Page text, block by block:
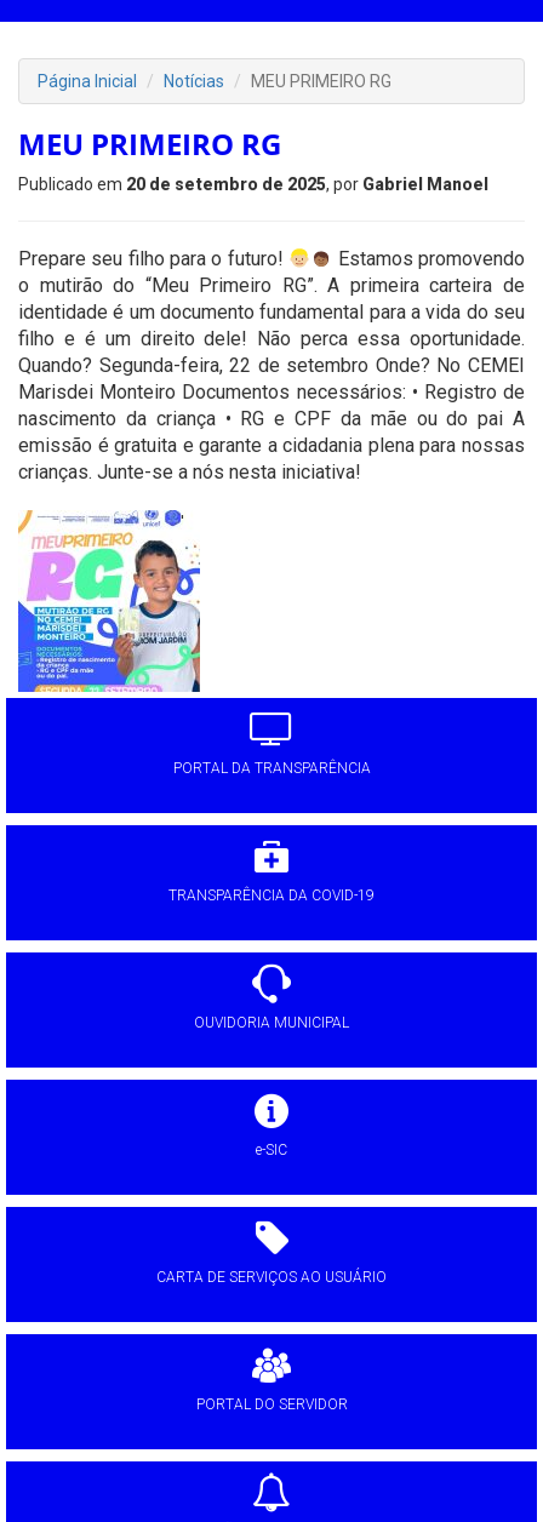
Página Inicial Notícias MEU PRIMEIRO RG
MEU PRIMEIRO RG
Publicado em 20 de setembro de 2025, por Gabriel Manoel
Prepare seu filho para o futuro!
Estamos promovendo
o mutirão do “Meu Primeiro RG”. A primeira carteira de
identidade é um documento fundamental para a vida do seu
filho e é um direito dele! Não perca essa oportunidade.
Quando? Segunda-feira, 22 de setembro Onde? No CEMEI
Marisdei Monteiro Documentos necessários: • Registro de
nascimento da criança • RG e CPF da mãe ou do pai A
emissão é gratuita e garante a cidadania plena para nossas
crianças. Junte-se a nós nesta iniciativa!
PORTAL DA TRANSPARÊNCIA
TRANSPARÊNCIA DA COVID-19
OUVIDORIA MUNICIPAL
e-SIC
CARTA DE SERVIÇOS AO USUÁRIO
PORTAL DO SERVIDOR
'